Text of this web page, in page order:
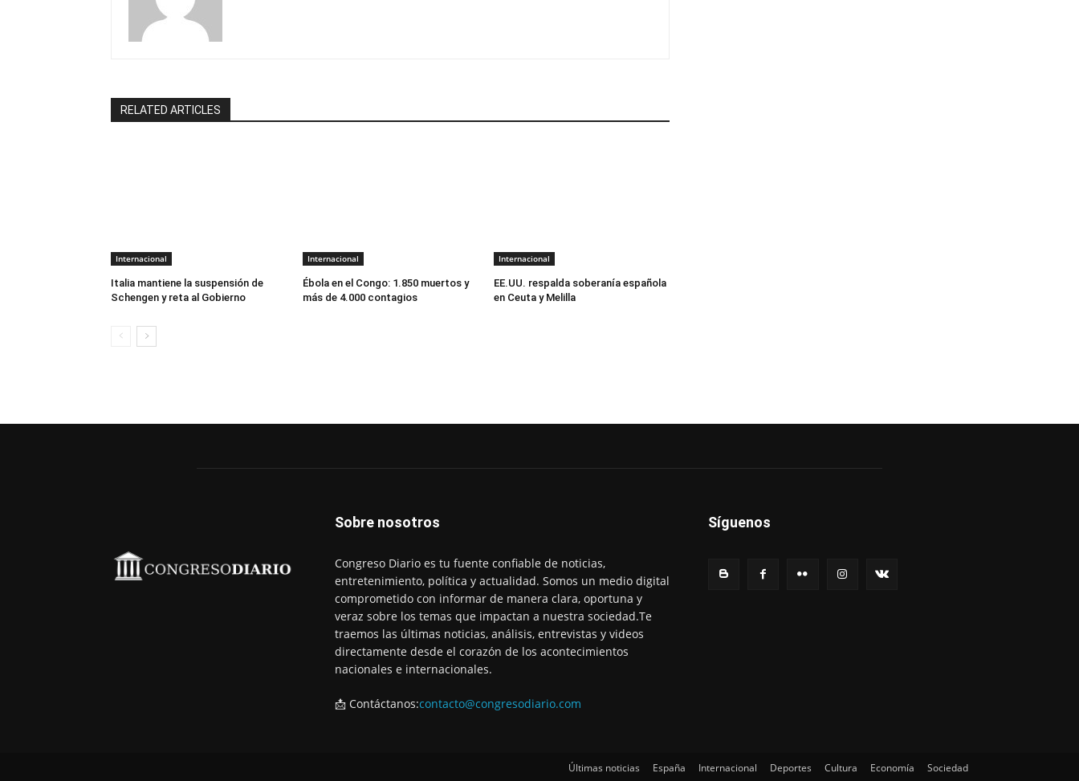
RELATED ARTICLES
Internacional
Italia mantiene la suspensión de
Schengen y reta al Gobierno
Internacional
Ébola en el Congo: 1.850 muertos y
más de 4.000 contagios
Internacional
EE.UU. respalda soberanía española
en Ceuta y Melilla
Sobre nosotros
Congreso Diario es tu fuente confiable de noticias,
entretenimiento, política y actualidad. Somos un medio digital
comprometido con informar de manera clara, oportuna y
veraz sobre los temas que impactan a nuestra sociedad.Te
traemos las últimas noticias, análisis, entrevistas y videos
directamente desde el corazón de los acontecimientos
nacionales e internacionales.
📩 Contáctanos:contacto@congresodiario.com
Síguenos
Últimas noticias España Internacional Deportes Cultura Economía Sociedad